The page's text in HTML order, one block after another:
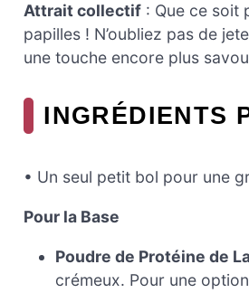
Attrait collectif : Que ce soit
papilles ! N’oubliez pas de
une touche encore plus
INGRÉDIENTS
• Un seul petit bol pour une
Pour la Base
Poudre de Protéine de
crémeux. Pour une